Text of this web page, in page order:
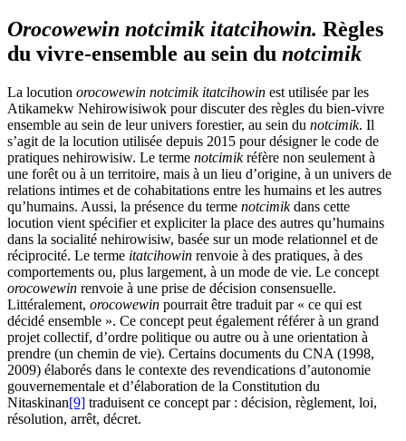
Orocowewin notcimik itatcihowin. Règles
du vivre-ensemble au sein du notcimik
La locution orocowewin notcimik itatcihowin est utilisée par les
Atikamekw Nehirowisiwok pour discuter des règles du bien-vivre
ensemble au sein de leur univers forestier, au sein du notcimik. Il
s’agit de la locution utilisée depuis 2015 pour désigner le code de
pratiques nehirowisiw. Le terme notcimikréfère non seulement à
une forêt ou à un territoire, mais à un lieu d’origine, à un univers de
relations intimes et de cohabitations entre les humains et les autres
qu’humains. Aussi, la présence du terme notcimikdans cette
locution vient spécifier et expliciter la place des autres qu’humains
dans la socialité nehirowisiw, basée sur un mode relationnel et de
réciprocité. Le terme itatcihowin renvoie à des pratiques, à des
comportements ou, plus largement, à un mode de vie. Le concept
orocowewin renvoie à une prise de décision consensuelle.
Littéralement, orocowewin pourrait être traduit par « ce qui est
décidé ensemble ». Ce concept peut également référer à un grand
projet collectif, d’ordre politique ou autre ou à une orientation à
prendre (un chemin de vie). Certains documents du CNA (1998,
2009) élaborés dans le contexte des revendications d’autonomie
gouvernementale et d’élaboration de la Constitution du
Nitaskinan[9] traduisent ce concept par : décision, règlement, loi,
résolution, arrêt, décret.